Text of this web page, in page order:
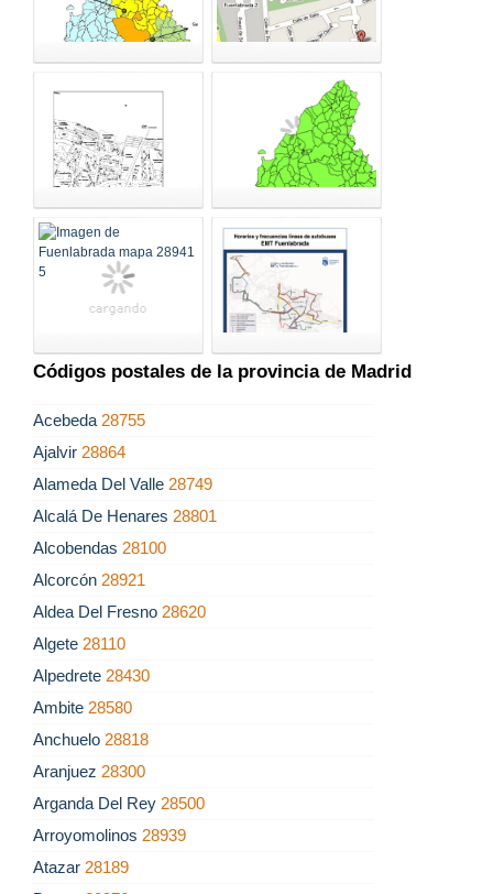
Códigos postales de la provincia de Madrid
Acebeda 28755
Ajalvir 28864
Alameda Del Valle 28749
Alcalá De Henares 28801
Alcobendas 28100
Alcorcón 28921
Aldea Del Fresno 28620
Algete 28110
Alpedrete 28430
Ambite 28580
Anchuelo 28818
Aranjuez 28300
Arganda Del Rey 28500
Arroyomolinos 28939
Atazar 28189